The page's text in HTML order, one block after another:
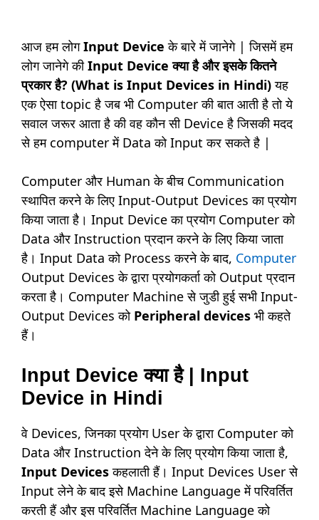
आज हम लोगInput Deviceके बारे में जानेगे | जिसमें हम
लोग जानेगे कीInput Device क्या है और इसके कितने
प्रकार है? (What is Input Devices in Hindi)यह
एक ऐसा topic है जब भी Computer की बात आती है तो ये
सवाल जरूर आता है की वह कौन सी Device है जिसकी मदद
से हम computer में Data को Input कर सकते है |
Computer और Human के बीच Communication
स्थापित करने के लिए Input-Output Devices का प्रयोग
किया जाता है। Input Device का प्रयोग Computer को
Data और Instruction प्रदान करने के लिए किया जाता
है। Input Data को Process करने के बाद, Computer
Output Devices के द्वारा प्रयोगकर्ता को Output प्रदान
करता है। Computer Machine से जुडी हुई सभी Input-
Output Devices को Peripheral devices भी कहते
हैं।
Input Device क्या है | Input
Device in Hindi
वे Devices, जिनका प्रयोग User के द्वारा Computer को
Data और Instruction देने के लिए प्रयोग किया जाता है,
Input Devicesकहलाती हैं। Input Devices User से
Input लेने के बाद इसे Machine Language में परिवर्तित
करती हैं और इस परिवर्तित Machine Language को